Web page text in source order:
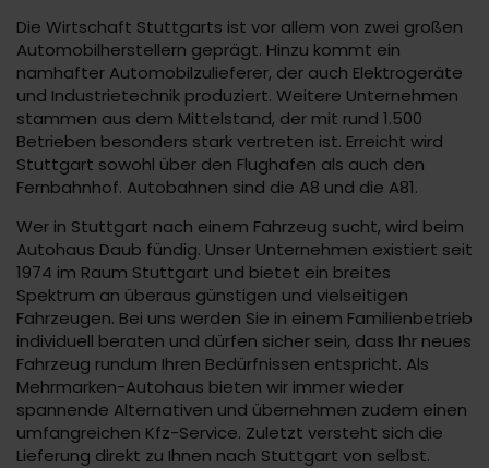
Die Wirtschaft Stuttgarts ist vor allem von zwei großen
Automobilherstellern geprägt. Hinzu kommt ein
namhafter Automobilzulieferer, der auch Elektrogeräte
und Industrietechnik produziert. Weitere Unternehmen
stammen aus dem Mittelstand, der mit rund 1.500
Betrieben besonders stark vertreten ist. Erreicht wird
Stuttgart sowohl über den Flughafen als auch den
Fernbahnhof. Autobahnen sind die A8 und die A81.
Wer in Stuttgart nach einem Fahrzeug sucht, wird beim
Autohaus Daub fündig. Unser Unternehmen existiert seit
1974 im Raum Stuttgart und bietet ein breites
Spektrum an überaus günstigen und vielseitigen
Fahrzeugen. Bei uns werden Sie in einem Familienbetrieb
individuell beraten und dürfen sicher sein, dass Ihr neues
Fahrzeug rundum Ihren Bedürfnissen entspricht. Als
Mehrmarken-Autohaus bieten wir immer wieder
spannende Alternativen und übernehmen zudem einen
umfangreichen Kfz-Service. Zuletzt versteht sich die
Lieferung direkt zu Ihnen nach Stuttgart von selbst.